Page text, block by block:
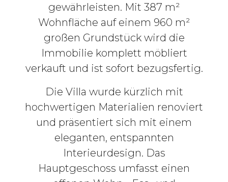
gewährleisten. Mit 387 m²
Wohnfläche auf einem 960 m²
großen Grundstück wird die
Immobilie komplett möbliert
verkauft und ist sofort bezugsfertig.
Die Villa wurde kürzlich mit
hochwertigen Materialien renoviert
und präsentiert sich mit einem
eleganten, entspannten
Interieurdesign. Das
Hauptgeschoss umfasst einen